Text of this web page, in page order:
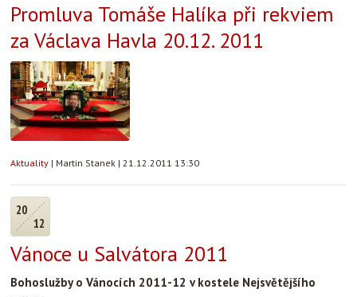
Promluva Tomáše Halíka při rekviem
za Václava Havla 20.12. 2011
Aktuality | Martin Stanek | 21.12.2011 13:30
20
12
Vánoce u Salvátora 2011
Bohoslužby o Vánocích 2011-12 v kostele Nejsvětějšího